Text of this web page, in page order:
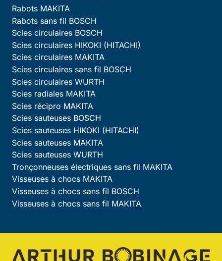
Rabots MAKITA
Rabots sans fil BOSCH
Scies circulaires BOSCH
Scies circulaires HIKOKI (HITACHI)
Scies circulaires MAKITA
Scies circulaires sans fil BOSCH
Scies circulaires WURTH
Scies radiales MAKITA
Scies récipro MAKITA
Scies sauteuses BOSCH
Scies sauteuses HIKOKI (HITACHI)
Scies sauteuses MAKITA
Scies sauteuses WURTH
Tronçonneuses électriques sans fil MAKITA
Visseuses à chocs MAKITA
Visseuses à chocs sans fil BOSCH
Visseuses à chocs sans fil MAKITA